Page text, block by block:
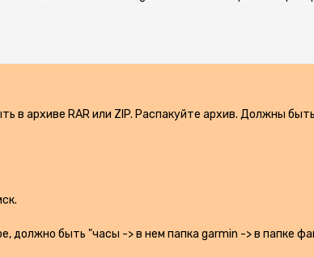
в архиве RAR или ZIP. Распакуйте архив. Должны
должно быть "часы -> в нем папка garmin -> в папке